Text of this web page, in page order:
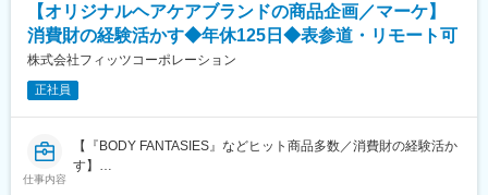
い製品・改善製品に活かしています。毎年40～60製品くらい新製
品・改善製品を販売しています。常時2000アイテムくらい販売製
品があります。
・ワークライフバランス充実させて働けます。有給取得率平均
・実力主義で成果・頑張り次第でキャリアアップが早いです。入
社して1年半程度で主任、3年半程度で課長となった方もいらっし
【オリジナルヘアケアブランドの商品企画／マーケ】
消費財の経験活かす◆年休125日◆表参道・リモート可
株式会社フィッツコーポレーション
正社員
仕事内容
【『BODY FANTASIES』などヒット商品多数／消費財の経験活か
す】